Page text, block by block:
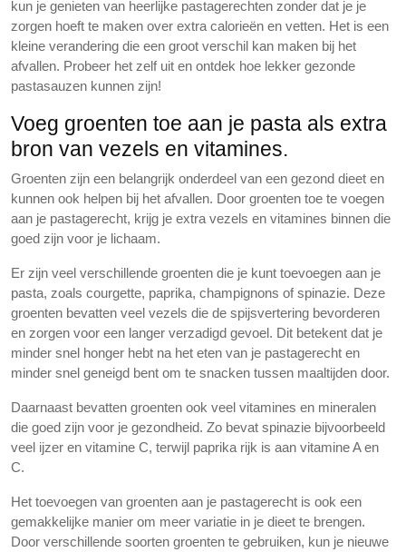
kun je genieten van heerlijke pastagerechten zonder dat je je
zorgen hoeft te maken over extra calorieën en vetten. Het is een
kleine verandering die een groot verschil kan maken bij het
afvallen. Probeer het zelf uit en ontdek hoe lekker gezonde
pastasauzen kunnen zijn!
Voeg groenten toe aan je pasta als extra
bron van vezels en vitamines.
Groenten zijn een belangrijk onderdeel van een gezond dieet en
kunnen ook helpen bij het afvallen. Door groenten toe te voegen
aan je pastagerecht, krijg je extra vezels en vitamines binnen die
goed zijn voor je lichaam.
Er zijn veel verschillende groenten die je kunt toevoegen aan je
pasta, zoals courgette, paprika, champignons of spinazie. Deze
groenten bevatten veel vezels die de spijsvertering bevorderen
en zorgen voor een langer verzadigd gevoel. Dit betekent dat je
minder snel honger hebt na het eten van je pastagerecht en
minder snel geneigd bent om te snacken tussen maaltijden door.
Daarnaast bevatten groenten ook veel vitamines en mineralen
die goed zijn voor je gezondheid. Zo bevat spinazie bijvoorbeeld
veel ijzer en vitamine C, terwijl paprika rijk is aan vitamine A en
C.
Het toevoegen van groenten aan je pastagerecht is ook een
gemakkelijke manier om meer variatie in je dieet te brengen.
Door verschillende soorten groenten te gebruiken, kun je nieuwe